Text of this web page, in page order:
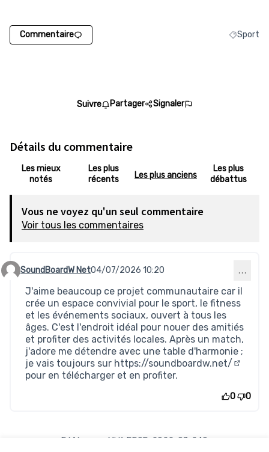
Commentaire Filtrer les
Sport
Suivre Partager Signaler
Détails du commentaire
Les mieux
notés
Les plus
récents
Les plus anciens
Les plus
débattus
Vous ne voyez qu'un seul commentaire
Voir tous les commentaires
Commentaire 1016
SoundBoardW Net04/07/2026 10:20 …
J'aime beaucoup ce projet communautaire car il
crée un espace convivial pour le sport, le fitness
et les événements sociaux, ouvert à tous les
âges. C'est l'endroit idéal pour nouer des amitiés
et profiter des activités locales. Après un match,
j'adore me détendre avec une table d'harmonie ;
je vais toujours sur https://soundboardw.net/
pour en télécharger et en profiter.
0 0
Référence : MLK-PROP-2022-07-249